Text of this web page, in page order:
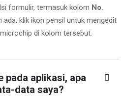
formulir, termasuk kolom No.
ada, klik ikon pensil untuk mengedit
di kolom tersebut.
pada aplikasi, apa
data saya?